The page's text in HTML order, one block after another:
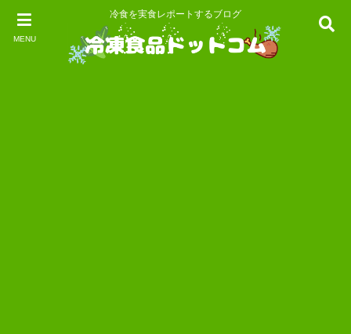
MENU
冷食を実食レポートするブログ